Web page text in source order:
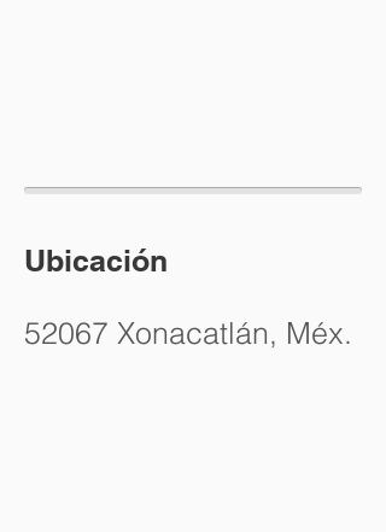
Ubicación​
52067 Xonacatlán, Méx.